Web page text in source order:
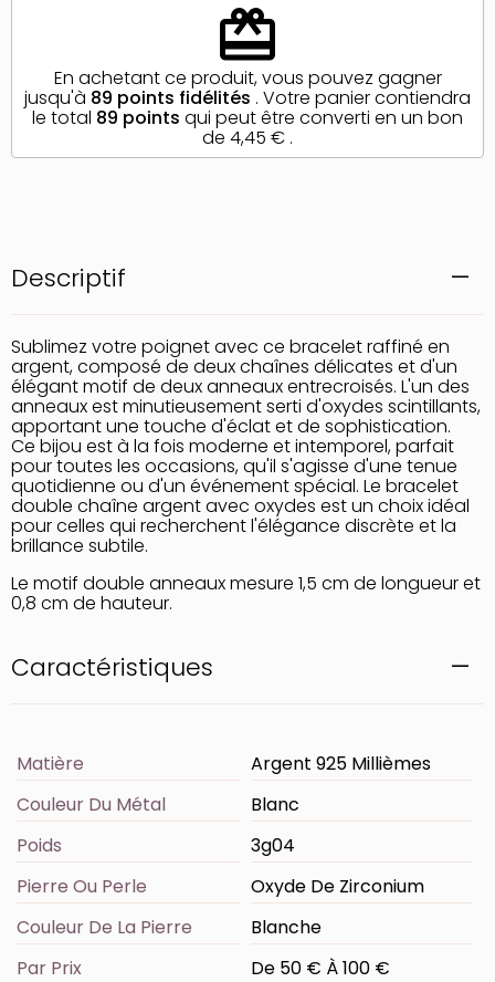
Descriptif
Sublimez votre poignet avec ce bracelet raffiné en
argent, composé de deux chaînes délicates et d'un
élégant motif de deux anneaux entrecroisés. L'un des
anneaux est minutieusement serti d'oxydes scintillants,
apportant une touche d'éclat et de sophistication.
Ce bijou est à la fois moderne et intemporel, parfait
pour toutes les occasions, qu'il s'agisse d'une tenue
quotidienne ou d'un événement spécial. Le bracelet
double chaîne argent avec oxydes est un choix idéal
pour celles qui recherchent l'élégance discrète et la
brillance subtile.
Le motif double anneaux mesure 1,5 cm de longueur et
0,8 cm de hauteur.
Caractéristiques
Matière
Argent 925 Millièmes
Couleur Du Métal
Blanc
Poids
3g04
Pierre Ou Perle
Oxyde De Zirconium
Couleur De La Pierre
Blanche
Par Prix
De 50 € À 100 €
redeem
En achetant ce produit, vous pouvez gagner
jusqu'à 89 points fidélités . Votre panier contiendra
le total 89 points qui peut être converti en un bon
de 4,45 € .